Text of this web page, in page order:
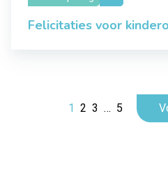
Felicitaties voor
1 2 3 … 5